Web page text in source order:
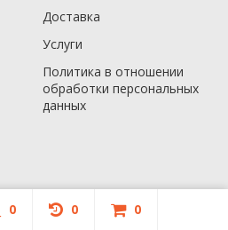
Доставка
Услуги
Политика в отношении
обработки персональных
данныx
0 0 0